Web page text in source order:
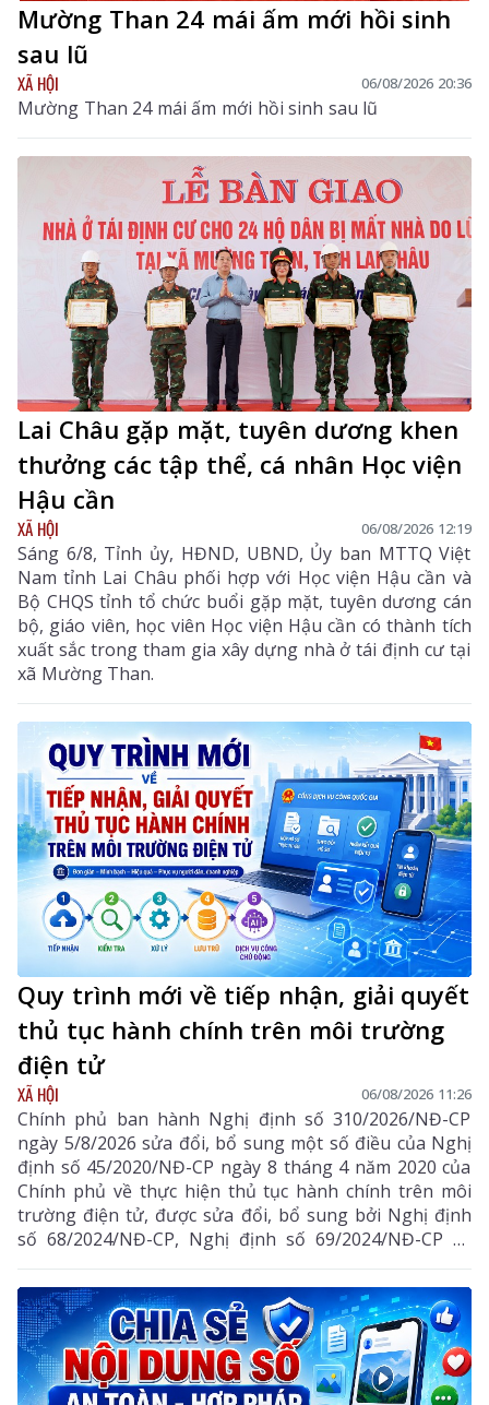
Mường Than 24 mái ấm mới hồi sinh
sau lũ
XÃ HỘI 06/08/2026 20:36
Mường Than 24 mái ấm mới hồi sinh sau lũ
Lai Châu gặp mặt, tuyên dương khen
thưởng các tập thể, cá nhân Học viện
Hậu cần
XÃ HỘI 06/08/2026 12:19
Sáng 6/8, Tỉnh ủy, HĐND, UBND, Ủy ban MTTQ Việt
Nam tỉnh Lai Châu phối hợp với Học viện Hậu cần và
Bộ CHQS tỉnh tổ chức buổi gặp mặt, tuyên dương cán
bộ, giáo viên, học viên Học viện Hậu cần có thành tích
xuất sắc trong tham gia xây dựng nhà ở tái định cư tại
xã Mường Than.
Quy trình mới về tiếp nhận, giải quyết
thủ tục hành chính trên môi trường
điện tử
XÃ HỘI 06/08/2026 11:26
Chính phủ ban hành Nghị định số 310/2026/NĐ-CP
ngày 5/8/2026 sửa đổi, bổ sung một số điều của Nghị
định số 45/2020/NĐ-CP ngày 8 tháng 4 năm 2020 của
Chính phủ về thực hiện thủ tục hành chính trên môi
trường điện tử, được sửa đổi, bổ sung bởi Nghị định
số 68/2024/NĐ-CP, Nghị định số 69/2024/NĐ-CP và
Nghị định số 118/2025/NĐ-CP.